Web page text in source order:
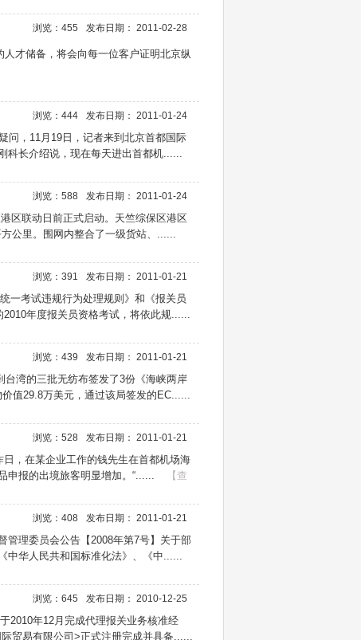
发布日期： 2011-02-28
浏览：455
才储备，将会向每一位客户证明北京纵
发布日期： 2011-01-24
浏览：444
问，11月19日，记者来到北京首都国际
科长介绍说，现在每天进出首都机......
发布日期： 2011-01-24
浏览：588
区联动日前正式启动。天竺综保区港区
公里。围网内整合了一级货站、......
发布日期： 2011-01-21
浏览：391
一考试违规行为处理规则》和《报关员
年度报关员资格考试，将依此规......
发布日期： 2011-01-21
浏览：439
湾的三批无纺布签发了3份《海峡两岸
值29.8万美元，通过该局签发的EC......
发布日期： 2011-01-21
浏览：528
，在某企业工作的钱先生在首都机场海
申报的出境旅客明显增加。“......
【查
发布日期： 2011-01-21
浏览：408
管理委员会公告【2008年第7号】关于部
中华人民共和国标准化法》、《中......
发布日期： 2010-12-25
浏览：645
2010年12月完成代理报关业务核准经
贸易有限公司>正式注册完成并具备......